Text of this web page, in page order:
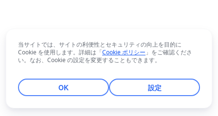
Singapore with offices worldwide.
当サイトでは、サイトの利便性とセキュリティの向上を目的に
Cookie を使用します。詳細は「Cookie ポリシー」をご確認くださ
い。なお、Cookie の設定を変更することもできます。
OK 設定